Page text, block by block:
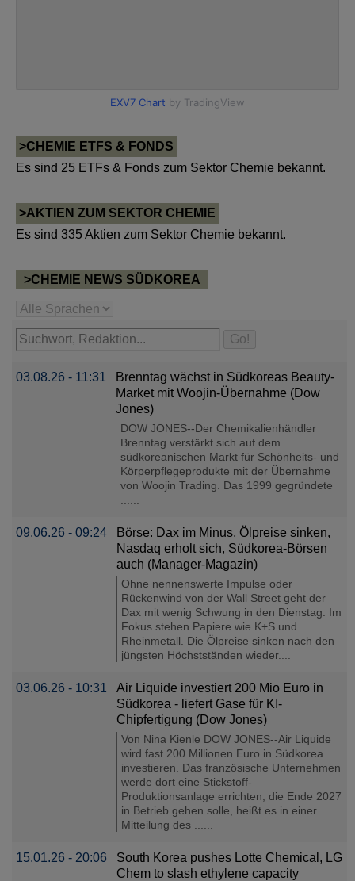
>CHEMIE ETFS & FONDS
Es sind 25 ETFs & Fonds zum Sektor Chemie bekannt.
>AKTIEN ZUM SEKTOR CHEMIE
Es sind 335 Aktien zum Sektor Chemie bekannt.
>CHEMIE NEWS SÜDKOREA
03.08.26 - 11:31
Brenntag wächst in Südkoreas Beauty-
Market mit Woojin-Übernahme (Dow
Jones)
DOW JONES--Der Chemikalienhändler
Brenntag verstärkt sich auf dem
südkoreanischen Markt für Schönheits- und
Körperpflegeprodukte mit der Übernahme
von Woojin Trading. Das 1999 gegründete
09.06.26 - 09:24
Börse: Dax im Minus, Ölpreise sinken,
Nasdaq erholt sich, Südkorea-Börsen
auch (Manager-Magazin)
Ohne nennenswerte Impulse oder
Rückenwind von der Wall Street geht der
Dax mit wenig Schwung in den Dienstag. Im
Fokus stehen Papiere wie K+S und
Rheinmetall. Die Ölpreise sinken nach den
jüngsten Höchstständen wieder....
03.06.26 - 10:31
Air Liquide investiert 200 Mio Euro in
Südkorea - liefert Gase für KI-
Chipfertigung (Dow Jones)
Von Nina Kienle DOW JONES--Air Liquide
wird fast 200 Millionen Euro in Südkorea
investieren. Das französische Unternehmen
werde dort eine Stickstoff-
Produktionsanlage errichten, die Ende 2027
in Betrieb gehen solle, heißt es in einer
Mitteilung des ......
15.01.26 - 20:06
South Korea pushes Lotte Chemical, LG
Chem to slash ethylene capacity